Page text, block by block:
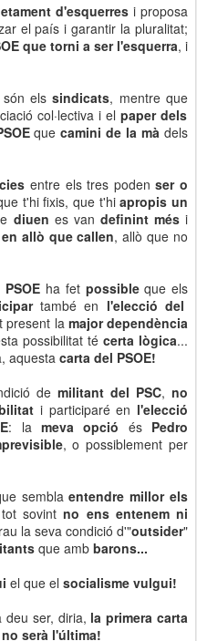
d'esquerres i proposa
el país i garantir la pluralitat;
que torni a ser l'esquerra, i
són elssindicats, mentre que
col·lectiva i el paper dels
quecamini de la mà dels
entre els tres podenser o
t'hi fixis, que t'hiapropis un
diuen es van definint mési
allò que callen, allò que no
PSOE ha fetpossibleque els
també en l'elecció del
present la major dependència
possibilitat té certa lògica...
aquesta carta del PSOE!
demilitant del PSC,no
i participaré en l'elecció
: la meva opció és Pedro
, o possiblement per
semblaentendre millor els
sovintno ens entenem ni
la seva condició d'"outsider"
que amb barons...
el que el socialisme vulgui!
deu ser, diria, la primera carta
no serà l'última!